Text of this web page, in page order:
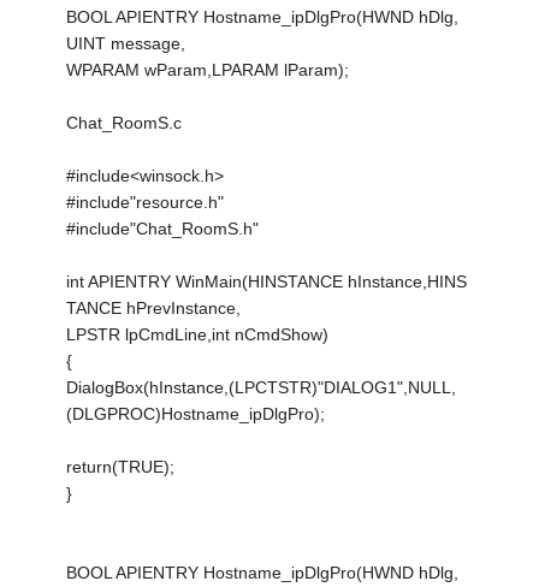
BOOL APIENTRY Hostname_ipDlgPro(HWND hDlg,
UINT message,
WPARAM wParam,LPARAM lParam);
Chat_RoomS.c
#include<winsock.h>
#include"resource.h"
#include"Chat_RoomS.h"
int APIENTRY WinMain(HINSTANCE hInstance,HINS
TANCE hPrevInstance,
LPSTR lpCmdLine,int nCmdShow)
{
DialogBox(hInstance,(LPCTSTR)"DIALOG1",NULL,
(DLGPROC)Hostname_ipDlgPro);
return(TRUE);
}
BOOL APIENTRY Hostname_ipDlgPro(HWND hDlg,